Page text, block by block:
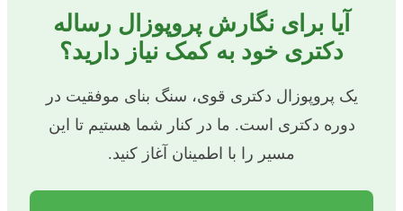
آیا برای نگارش پروپوزال رساله
دکتری خود به کمک نیاز دارید؟
یک پروپوزال دکتری قوی، سنگ بنای موفقیت در
دوره دکتری است. ما در کنار شما هستیم تا این
مسیر را با اطمینان آغاز کنید.